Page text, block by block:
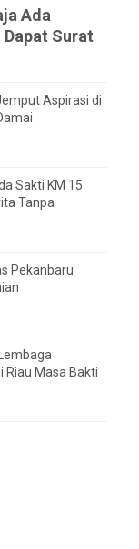
Ada
Dapat Surat
Aspirasi di
Sakti KM 15
Tanpa
Pekanbaru
Riau Masa Bakti